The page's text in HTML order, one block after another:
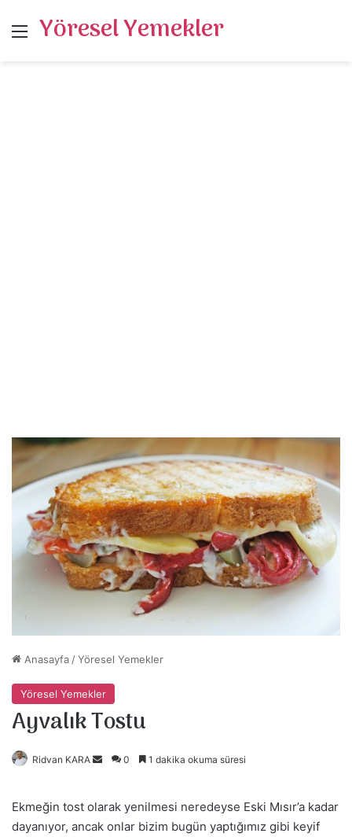
Menü
Yöresel Yemekler
Anasayfa /Yöresel Yemekler
Yöresel Yemekler
Ayvalık Tostu
Ridvan KARA 0 1 dakika okuma süresi
Ekmeğin tost olarak yenilmesi neredeyse Eski Mısır’a kadar
dayanıyor, ancak onlar bizim bugün yaptığımız gibi keyif